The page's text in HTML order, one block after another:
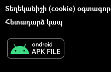
Տեղեկանիշի (cookie)
Հետադարձ կապ